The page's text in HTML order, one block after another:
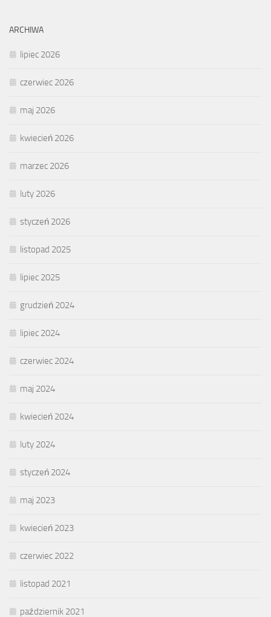
ARCHIWA
lipiec 2026
czerwiec 2026
maj 2026
kwiecień 2026
marzec 2026
luty 2026
styczeń 2026
listopad 2025
lipiec 2025
grudzień 2024
lipiec 2024
czerwiec 2024
maj 2024
kwiecień 2024
luty 2024
styczeń 2024
maj 2023
kwiecień 2023
czerwiec 2022
listopad 2021
październik 2021